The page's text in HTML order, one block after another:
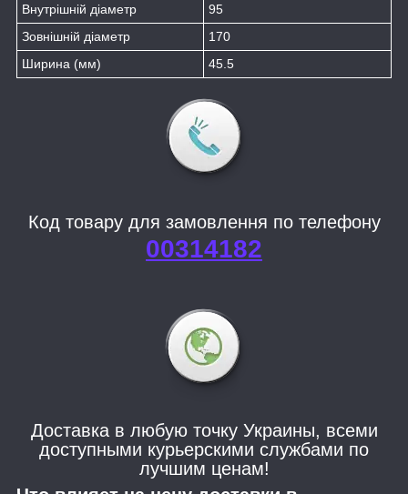
Внутрішній діаметр
95
Зовнішній діаметр
170
Ширина (мм)
45.5
Код товару для замовлення по телефону
00314182
Доставка в любую точку Украины, всеми
доступными курьерскими службами по
лучшим ценам!